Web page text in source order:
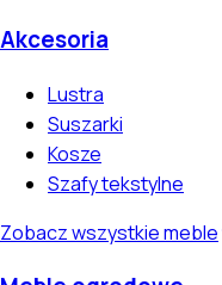
Akcesoria
Lustra
Suszarki
Kosze
Szafy tekstylne
Zobacz wszystkie meble